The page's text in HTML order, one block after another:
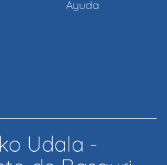
Ayuda
Udala -